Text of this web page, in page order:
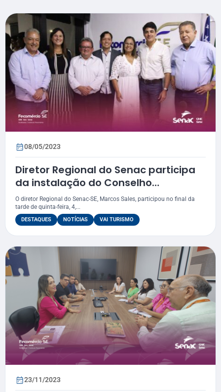
08/05/2023
Diretor Regional do Senac participa
da instalação do Conselho
Empresarial de Turismo de Sergipe
O diretor Regional do Senac-SE, Marcos Sales, participou no final da
tarde de quinta-feira, 4,...
DESTAQUES NOTÍCIAS VAI TURISMO
23/11/2023